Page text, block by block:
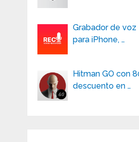
Grabador de voz
para iPhone, …
Hitman GO con
descuento en …